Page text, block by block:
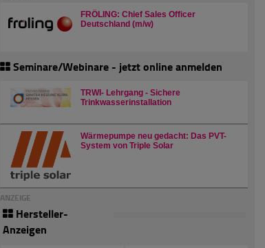
FRÖLING: Chief Sales Officer
Deutschland (m/w)
Seminare/Webinare - jetzt online anmelden
TRWI- Lehrgang - Sichere
Trinkwasserinstallation
Wärmepumpe neu gedacht: Das PVT-
System von Triple Solar
ANZEIGE
Hersteller-
Anzeigen